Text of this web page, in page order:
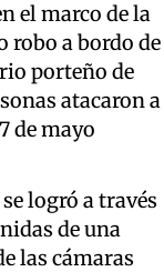
el marco de la
robo a bordo de
porteño de
atacaron a
de mayo
logró a través
de una
las cámaras